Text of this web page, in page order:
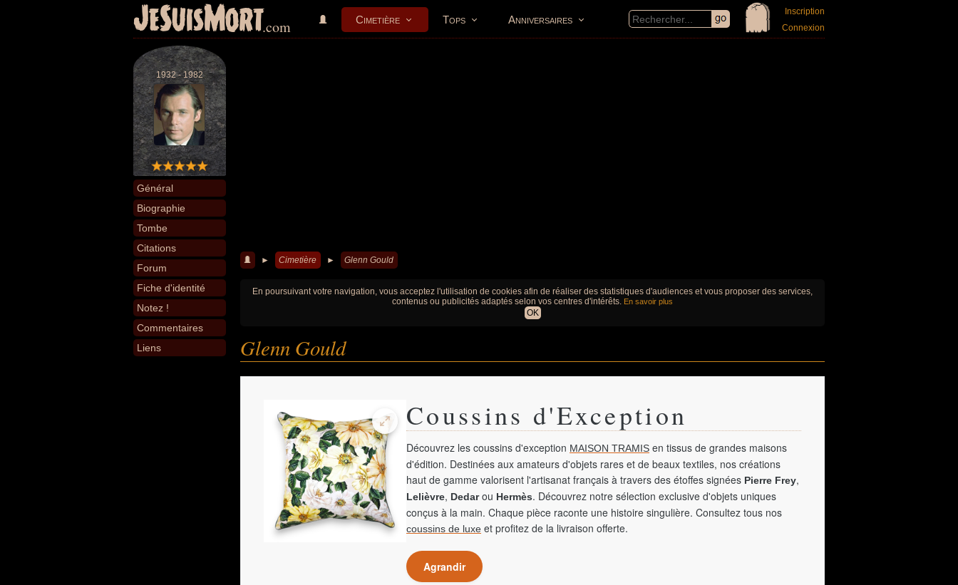
JeSuisMort.com Cimetière Tops Anniversaires
Inscription
Connexion
1932 - 1982
Général
Biographie
Tombe
Citations
Forum
Fiche d'identité
Notez !
Commentaires
Liens
► Cimetière ► Glenn Gould
En poursuivant votre navigation, vous acceptez l'utilisation de cookies afin de réaliser des statistiques d'audiences et vous proposer des services,
contenus ou publicités adaptés selon vos centres d'intérêts. En savoir plus
OK
Glenn Gould
Coussins d'Exception
Découvrez les coussins d'exception MAISON TRAMIS en tissus de grandes maisons
d'édition. Destinées aux amateurs d'objets rares et de beaux textiles, nos créations
haut de gamme valorisent l'artisanat français à travers des étoffes signées Pierre Frey,
Lelièvre, Dedarou Hermès. Découvrez notre sélection exclusive d'objets uniques
conçus à la main. Chaque pièce raconte une histoire singulière. Consultez tous nos
coussins de luxe et profitez de la livraison offerte.
Agrandir